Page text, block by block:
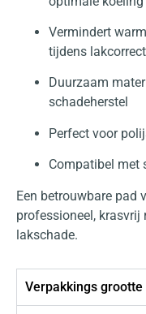
Vermindert
tijdens
Duurzaam
schadeherstel
Perfect voor
Compatibel met
Een betrouwbare pad
professioneel, krasvrij
lakschade.
Verpakkings grootte